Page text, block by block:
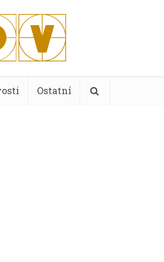
Ostatní